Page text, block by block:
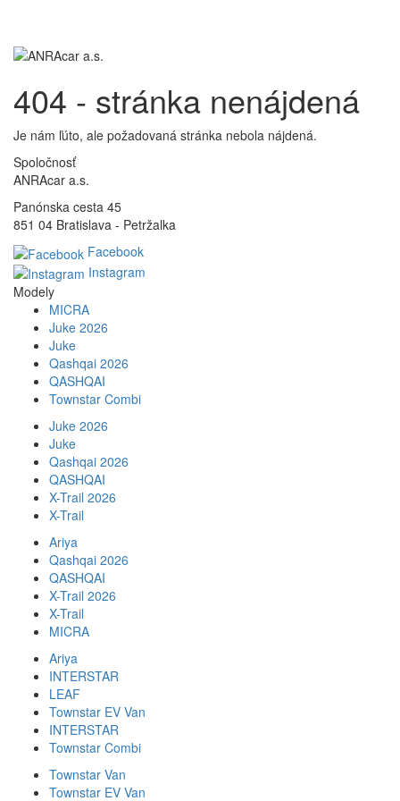
404 - stránka nenájdená
Je nám ľúto, ale požadovaná stránka nebola nájdená.
Spoločnosť
ANRAcar a.s.
Panónska cesta 45
851 04 Bratislava - Petržalka
Facebook
Instagram
Modely
MICRA
Juke 2026
Juke
Qashqai 2026
QASHQAI
Townstar Combi
Juke 2026
Juke
Qashqai 2026
QASHQAI
X-Trail 2026
X-Trail
Ariya
Qashqai 2026
QASHQAI
X-Trail 2026
X-Trail
MICRA
Ariya
INTERSTAR
LEAF
Townstar EV Van
INTERSTAR
Townstar Combi
Townstar Van
Townstar EV Van